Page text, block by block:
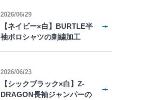
2026/06/29
【ネイビー×白】BURTLE半
袖ポロシャツの刺繍加工
2026/06/23
【シックブラック×白】Z-
DRAGON長袖ジャンパーの